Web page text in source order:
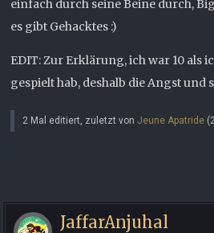
einfach durch seine Beine durch,
es gibt Gehacktes :)
EDIT: Zur Erklärung, ich war 10 als
gespielt hab, deshalb die Angst und
2 Mal editiert, zuletzt von Jeune Apatride (
JaffarAnjuhal